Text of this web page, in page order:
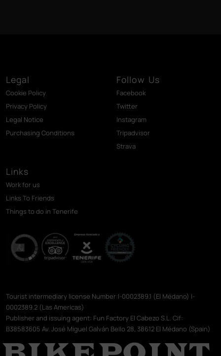
Legal
Cookie Policy
Privacy Policy
Legal Notice
Purchasing Conditions
Follow Us
Facebook
Twitter
Instagram
Tripadvisor
Strava
Links
Work for us
Links To Friends
Things to do in Tenerife
Tourist intermediary license Number:I-0002389.1 (El Médano) I-
0002389.2 (Las Americas)
Publisher and issuing agent: Fun Factory El Cabezo S.L. Cif:
B38583605 Av. José Miguel Galván Bello 28, 38612 El Médano (Spain)